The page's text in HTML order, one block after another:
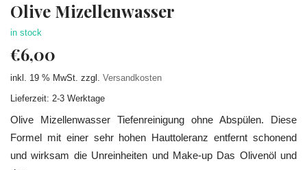
Olive Mizellenwasser
in stock
€6,00
inkl. 19 % MwSt. zzgl. Versandkosten
Lieferzeit: 2-3 Werktage
Olive Mizellenwasser Tiefenreinigung ohne Abspülen. Diese
Formel mit einer sehr hohen Hauttoleranz entfernt schonend
und wirksam die Unreinheiten und Make-up Das Olivenöl und